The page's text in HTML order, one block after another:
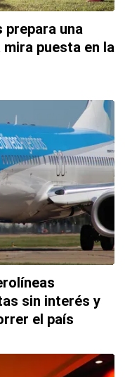
prepara una
puesta en la
sin interés y
el país